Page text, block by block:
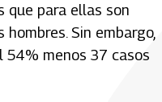
que para ellas son
Sin embargo,
54% menos 37 casos